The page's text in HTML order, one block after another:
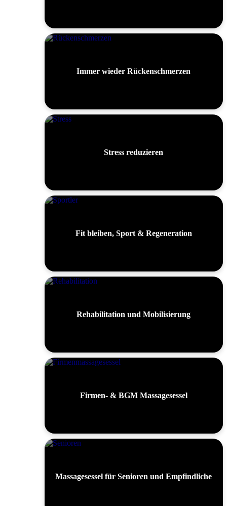
Immer wieder Rückenschmerzen
Stress reduzieren
Fit bleiben, Sport & Regeneration
Rehabilitation und Mobilisierung
Firmen- & BGM Massagesessel
Massagesessel für Senioren und Empfindliche